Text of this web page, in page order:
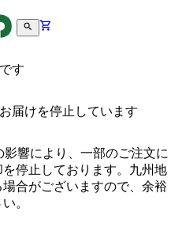
す
届けを停止しています
響により、一部のご注文に
停止しております。九州地
合がございますので、余裕
。